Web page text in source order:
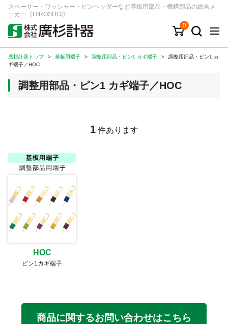
スペーサー・ワッシャー・ピンヘッダーなど基板用部品・機構部品の総合メ
ーカー《HIROSUGI》
0
キーワード 品番/シリーズ
商品カテゴリから探す
ジャンルから探す
ログイン
注文・見積りについて
ご利用ガイド
お問い合わせ窓口
会社情報
廣杉計器トップ > 基板用端子 > 調整用部品・ピン1 カギ端子 >
調整用部品・ピン1 カ
ギ端子／HOC
調整用部品・ピン1 カギ端子／HOC
1 件あります
HOC
ピン1カギ端子
商品に関するお問い合わせはこちら